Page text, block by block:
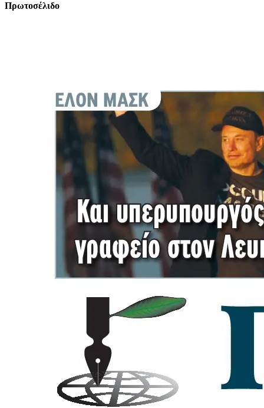
Πρωτοσέλιδο